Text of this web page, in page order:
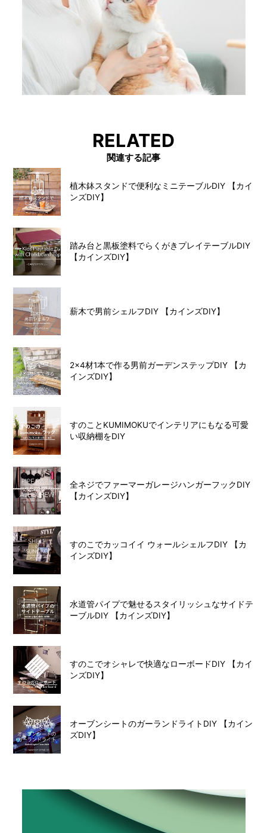
RELATED
関連する記事
植木鉢スタンドで便利なミニテーブルDIY 【カイ
ンズDIY】
踏み台と黒板塗料でらくがきプレイテーブルDIY
【カインズDIY】
薪木で男前シェルフDIY 【カインズDIY】
2×4材1本で作る男前ガーデンステップDIY 【カ
インズDIY】
すのことKUMIMOKUでインテリアにもなる可愛
い収納棚をDIY
全ネジでファーマーガレージハンガーフックDIY
【カインズDIY】
すのこでカッコイイ ウォールシェルフDIY 【カ
インズDIY】
水道管パイプで魅せるスタイリッシュなサイドテ
ーブルDIY 【カインズDIY】
すのこでオシャレで快適なローボードDIY 【カイ
ンズDIY】
オーブンシートのガーランドライトDIY 【カイン
ズDIY】